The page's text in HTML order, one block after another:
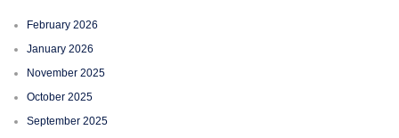
February 2026
January 2026
November 2025
October 2025
September 2025